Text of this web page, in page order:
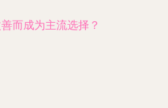
而成为主流选择？